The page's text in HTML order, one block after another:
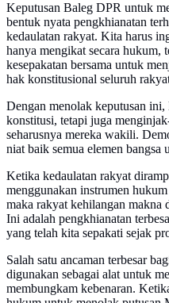
Keputusan Baleg DPR untuk
bentuk nyata pengkhianatan
kedaulatan rakyat. Kita harus
hanya mengikat secara hukum,
kesepakatan bersama untuk
hak konstitusional seluruh
Dengan menolak keputusan
konstitusi, tetapi juga
seharusnya mereka wakili.
niat baik semua elemen bangsa
Ketika kedaulatan rakyat
menggunakan instrumen
maka rakyat kehilangan makna
Ini adalah pengkhianatan
yang telah kita sepakati sejak
Salah satu ancaman terbesar
digunakan sebagai alat untuk
membungkam kebenaran.